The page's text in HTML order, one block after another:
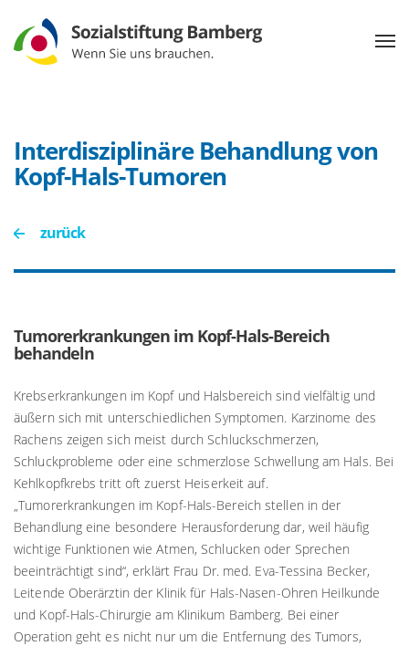
Interdisziplinäre Behandlung von
Kopf-Hals-Tumoren
zurück
Tumorerkrankungen im Kopf-Hals-Bereich
behandeln
Krebserkrankungen im Kopf und Halsbereich sind vielfältig und
äußern sich mit unterschiedlichen Symptomen. Karzinome des
Rachens zeigen sich meist durch Schluckschmerzen,
Schluckprobleme oder eine schmerzlose Schwellung am Hals. Bei
Kehlkopfkrebs tritt oft zuerst Heiserkeit auf.
„Tumorerkrankungen im Kopf-Hals-Bereich stellen in der
Behandlung eine besondere Herausforderung dar, weil häufig
wichtige Funktionen wie Atmen, Schlucken oder Sprechen
beeinträchtigt sind“, erklärt Frau Dr. med. Eva-Tessina Becker,
Leitende Oberärztin der Klinik für Hals-Nasen-Ohren Heilkunde
und Kopf-Hals-Chirurgie am Klinikum Bamberg. Bei einer
Operation geht es nicht nur um die Entfernung des Tumors,